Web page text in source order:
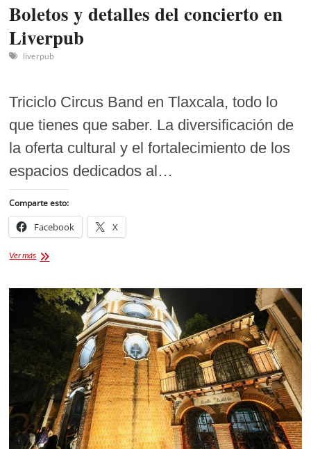
Boletos y detalles del concierto en
Liverpub
liverpub
Triciclo Circus Band en Tlaxcala, todo lo
que tienes que saber. La diversificación de
la oferta cultural y el fortalecimiento de los
espacios dedicados al…
Comparte esto:
Facebook X
Ver másTriciclo
en
Tlaxcala:
Boletos
concierto
Liverpub